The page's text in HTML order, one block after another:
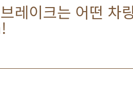
레이크는 어떤 차